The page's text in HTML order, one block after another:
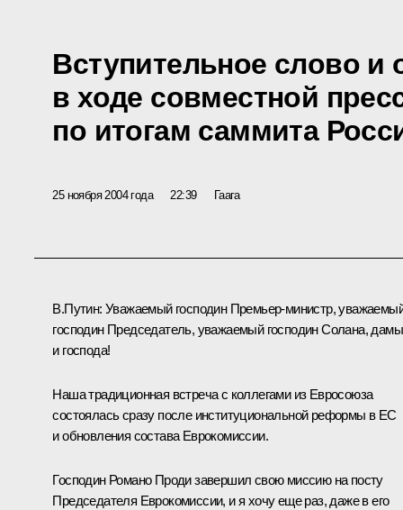
Вступительное слово и
в ходе совместной
по итогам саммита
25 ноября 2004 года 22:39 Гаага
В.Путин: Уважаемый господин Премьер-министр,
господин Председатель, уважаемый господин Солана, дамы
и господа!
Наша традиционная встреча с коллегами из Евросоюза
состоялась сразу после институциональной реформы в ЕС
и обновления состава Еврокомиссии.
Господин Романо Проди завершил свою миссию на посту
Председателя Еврокомиссии, и я хочу еще раз, даже в его